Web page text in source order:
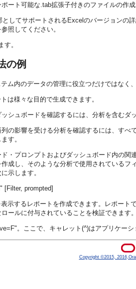
ート可能な.tab拡張子付きのファイルの作
してサポートされるExcelのバージョンの
参照してください。
す。
の例
ム内のデータの管理に役立つだけではなく
は様々な目的で生成できます。
シュボードを確認するには、分析を含む
列の影響を受ける分析を確認するには、す
す。
・プロンプトおよびダッシュボード内の
成し、そのような分析で使用されている
示します。
[Filter, prompted]
示するレポートを作成できます。レポー
ールに付与されていることを検証できます
。ここで、キャレット(^)はアプリケー
Copyright ©2015,